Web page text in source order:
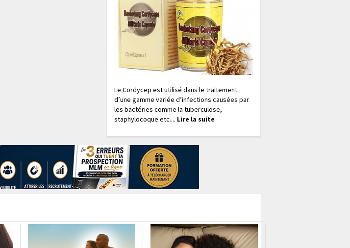
Le Cordycep est utilisé dans le traitement
d’une gamme variée d’infections causées par
les bactéries comme la tuberculose,
staphylocoque etc.... Lire la suite